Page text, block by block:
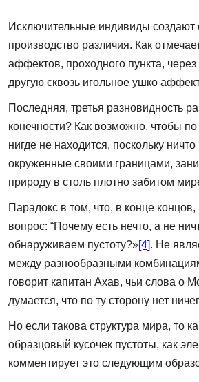
Исключительные индивиды создают
производство различия. Как
аффектов, проходного пункта,
другую сквозь игольное ушко
Последняя, третья разновидность
конечности? Как возможно, чтобы
нигде не находится, поскольку
окруженные своими границами,
природу в столь плотно забитом
Парадокс в том, что, в конце
вопрос: “Почему есть нечто, а не
обнаруживаем пустоту?»[4]. Не
между разнообразными
говорит капитан Ахав, чьи слова о
думается, что по ту сторону нет
Но если такова структура мира, то
образцовый кусочек пустоты, как
комментирует это следующим